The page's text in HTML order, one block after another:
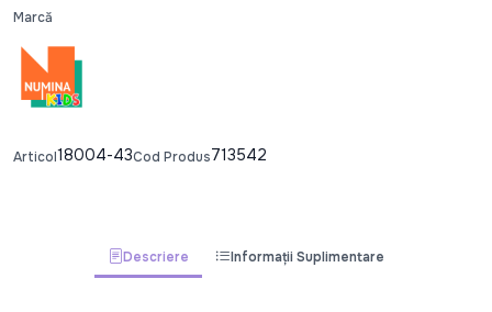
Marcă
Articol18004-43Cod Produs713542
Descriere Informații Suplimentare